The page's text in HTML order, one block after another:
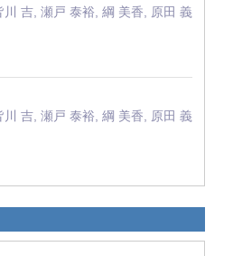
吉, 瀬戸 泰裕, 綱 美香, 原田 義
吉, 瀬戸 泰裕, 綱 美香, 原田 義